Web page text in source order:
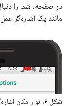
در صفحه، شما را
مانند یک اشاره‌گر
شکل ۶. نوار مکان